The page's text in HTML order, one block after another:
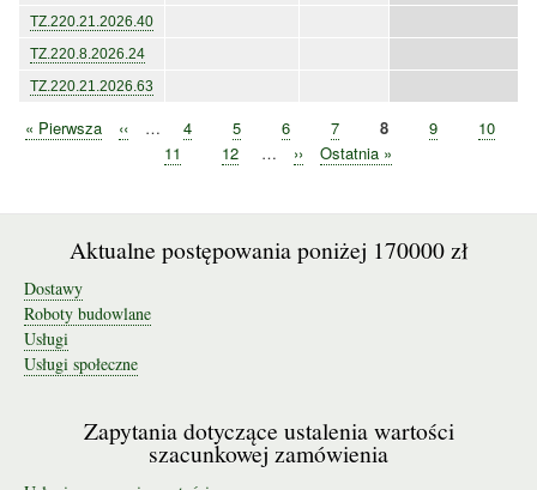
TZ.220.21.2026.40
TZ.220.8.2026.24
TZ.220.21.2026.63
Stronicowanie
Pierwsza
« Pierwsza
Poprzednia
‹‹ … Strona
4 Strona
5 Strona
6 Strona
7
Bieżąca
strona
8 Strona
9 Strona
10
Strona
11 Strona
12 …
Następna
››
Ostatnia
Ostatnia »
Aktualne postępowania poniżej 170000 zł
Dostawy
Roboty budowlane
Usługi
Usługi społeczne
Zapytania dotyczące ustalenia wartości
szacunkowej zamówienia